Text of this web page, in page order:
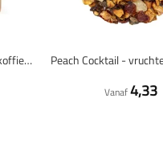
Espresso Intenso - Verse koffiebonen
Vanaf4,33